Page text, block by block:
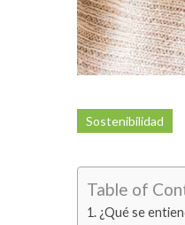
Sostenibilidad
Table of
¿Qué se